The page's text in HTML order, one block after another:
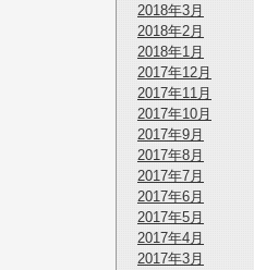
2018年3月
2018年2月
2018年1月
2017年12月
2017年11月
2017年10月
2017年9月
2017年8月
2017年7月
2017年6月
2017年5月
2017年4月
2017年3月